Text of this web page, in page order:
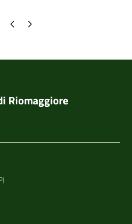
precedente
Pagina successiva
Riomaggiore